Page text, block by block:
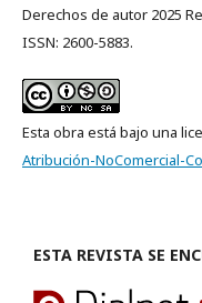
Derechos de autor 2025
ISSN: 2600-5883.
Esta obra está bajo una
Atribución-NoComercial-
ESTA REVISTA SE